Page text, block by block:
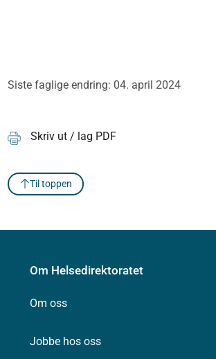
Siste faglige endring: 04. april 2024
Skriv ut / lag PDF
Til toppen
Om Helsedirektoratet
Om oss
Jobbe hos oss